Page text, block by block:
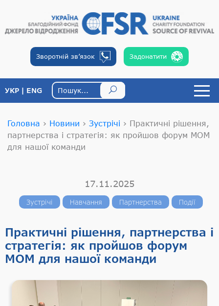
Зворотній зв’язок Задонатити
УКР ENG
Головна › Новини › Зустрічі › Практичні рішення,
партнерства і стратегія: як пройшов форум МОМ
для нашої команди
17.11.2025
Зустрічі Навчання Партнерства Події
Практичні рішення, партнерства і
стратегія: як пройшов форум
МОМ для нашої команди